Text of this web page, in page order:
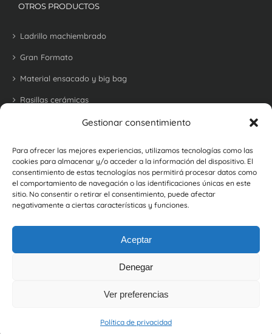
Gestionar consentimiento
Para ofrecer las mejores experiencias, utilizamos tecnologías como las
cookies para almacenar y/o acceder a la información del dispositivo. El
consentimiento de estas tecnologías nos permitirá procesar datos como
el comportamiento de navegación o las identificaciones únicas en este
sitio. No consentir o retirar el consentimiento, puede afectar
negativamente a ciertas características y funciones.
Aceptar
Denegar
Ver preferencias
Política de privacidad
OTROS PRODUCTOS
Ladrillo machiembrado
Gran Formato
Material ensacado y big bag
Rasillas cerámicas
Ladrillo refractario para barbacoas y hornos
Ladrillos y baldosas rústicas
Botellero cerámico
Política de Gestión y Evaluación de Proveedores